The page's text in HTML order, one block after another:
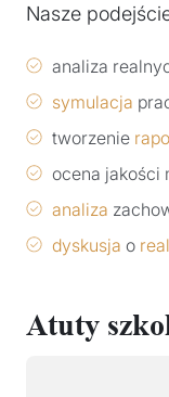
Nasze
analiza
symulacja
tworzenie
ocena jakości
analiza
dyskusja o
Atuty